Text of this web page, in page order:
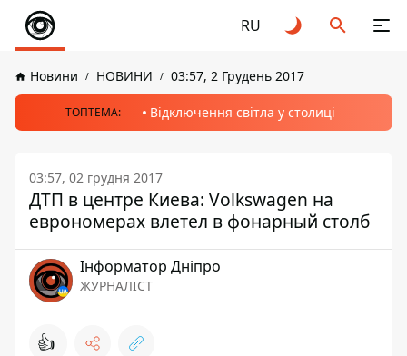
RU
Новини НОВИНИ 03:57, 2 Грудень 2017
ТОПТЕМА: Відключення світла у столиці
03:57, 02 грудня 2017
ДТП в центре Киева: Volkswagen на
еврономерах влетел в фонарный столб
Інформатор Дніпро
ЖУРНАЛІСТ
👍